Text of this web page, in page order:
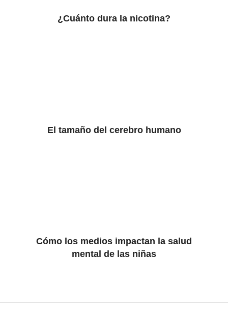
¿Cuánto dura la nicotina?
El tamaño del cerebro humano
Cómo los medios impactan la salud
mental de las niñas